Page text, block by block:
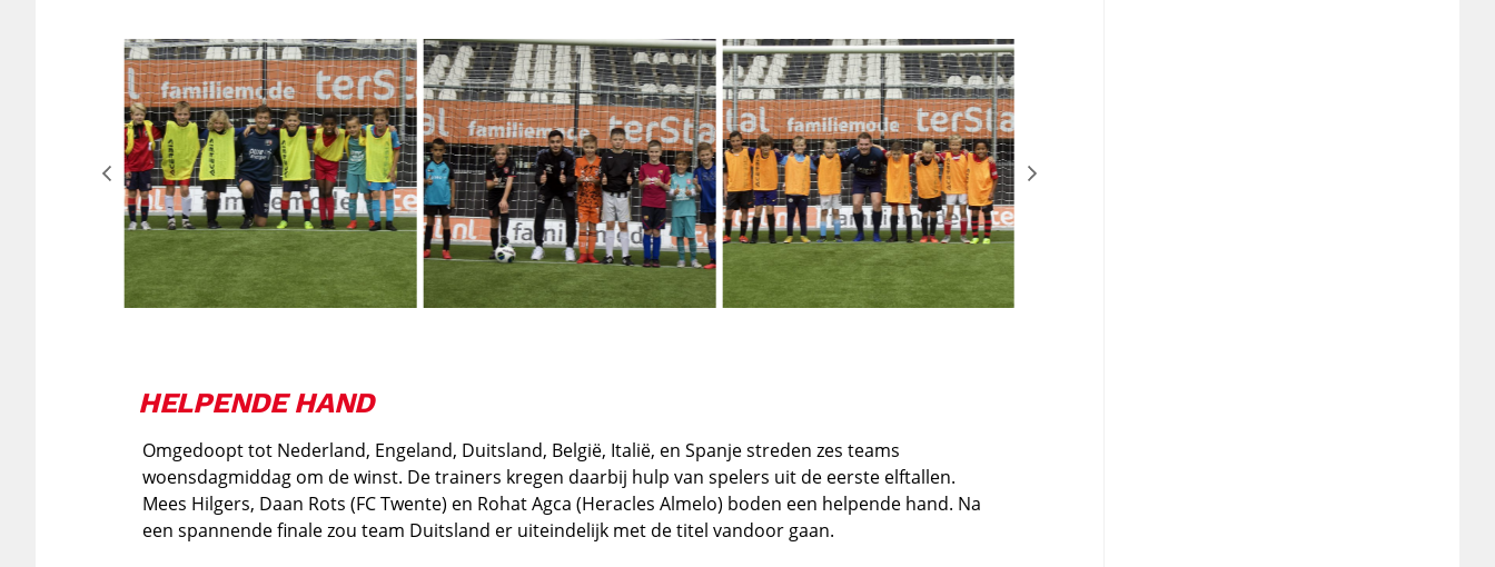
HELPENDE HAND
Omgedoopt tot Nederland, Engeland, Duitsland, België, Italië, en Spanje streden zes teams
woensdagmiddag om de winst. De trainers kregen daarbij hulp van spelers uit de eerste elftallen.
Mees Hilgers, Daan Rots (FC Twente) en Rohat Agca (Heracles Almelo) boden een helpende hand. Na
een spannende finale zou team Duitsland er uiteindelijk met de titel vandoor gaan.